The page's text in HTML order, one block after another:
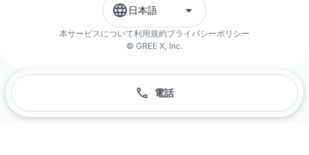
日本語
本サービスについて利用規約プライバシーポリシー
© GREE X, Inc.
電話